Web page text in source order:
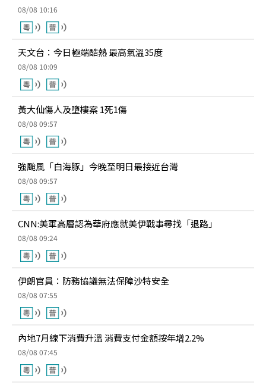
08/08 10:16
天文台：今日極端酷熱 最高氣溫35度
08/08 10:09
黃大仙傷人及墮樓案 1死1傷
08/08 09:57
強颱風「白海豚」今晚至明日最接近台灣
08/08 09:57
CNN:美軍高層認為華府應就美伊戰事尋找「退路」
08/08 09:24
伊朗官員：防務協議無法保障沙特安全
08/08 07:55
內地7月線下消費升溫 消費支付金額按年增2.2%
08/08 07:45